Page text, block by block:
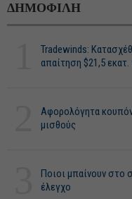
ΔΗΜΟΦΙΛΗ
Tradewinds:
απαίτηση $21,5
Αφορολόγητα
μισθούς
Ποιοι μπαίνουν στο
έλεγχο